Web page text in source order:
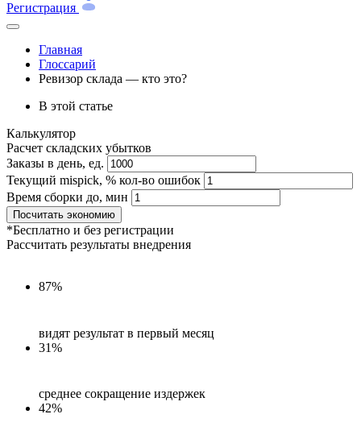
Регистрация
Главная
Глоссарий
Ревизор склада — кто это?
В этой статье
Калькулятор
Расчет складских убытков
Заказы в день, ед.
Текущий mispick, % кол-во ошибок
Время сборки до, мин
Посчитать экономию
*Бесплатно и без регистрации
Рассчитать результаты внедрения
87%
видят результат в первый месяц
31%
среднее сокращение издержек
42%